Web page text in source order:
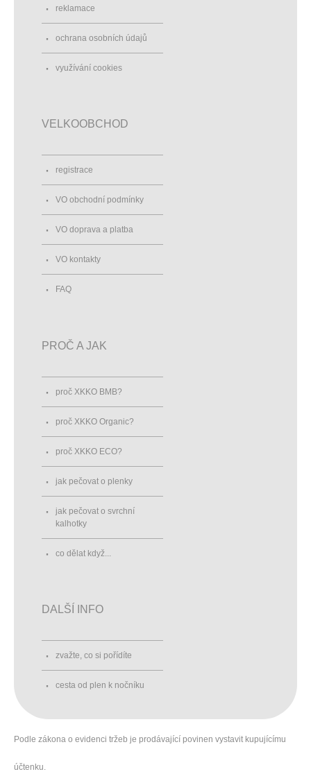
reklamace
ochrana osobních údajů
využívání cookies
VELKOOBCHOD
registrace
VO obchodní podmínky
VO doprava a platba
VO kontakty
FAQ
PROČ A JAK
proč XKKO BMB?
proč XKKO Organic?
proč XKKO ECO?
jak pečovat o plenky
jak pečovat o svrchní
kalhotky
co dělat když...
DALŠÍ INFO
zvažte, co si pořídíte
cesta od plen k nočníku
Podle zákona o evidenci tržeb je prodávající povinen vystavit kupujícímu
účtenku.